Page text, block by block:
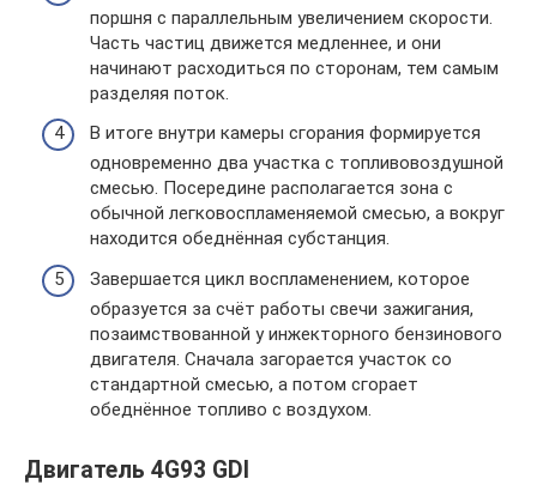
поршня с параллельным увеличением скорости.
Часть частиц движется медленнее, и они
начинают расходиться по сторонам, тем самым
разделяя поток.
В итоге внутри камеры сгорания формируется
одновременно два участка с топливовоздушной
смесью. Посередине располагается зона с
обычной легковоспламеняемой смесью, а вокруг
находится обеднённая субстанция.
Завершается цикл воспламенением, которое
образуется за счёт работы свечи зажигания,
позаимствованной у инжекторного бензинового
двигателя. Сначала загорается участок со
стандартной смесью, а потом сгорает
обеднённое топливо с воздухом.
Двигатель 4G93 GDI